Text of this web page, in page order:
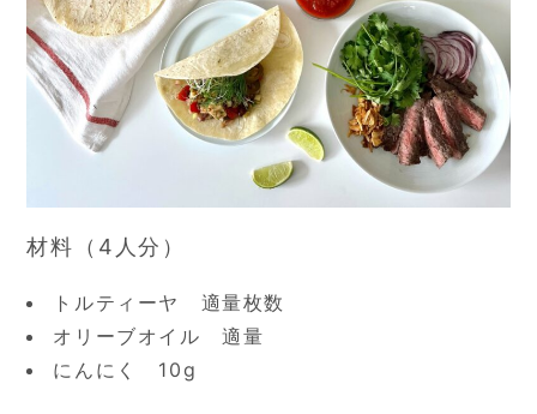
材料（4人分）
トルティーヤ 適量枚数
オリーブオイル 適量
にんにく 10g